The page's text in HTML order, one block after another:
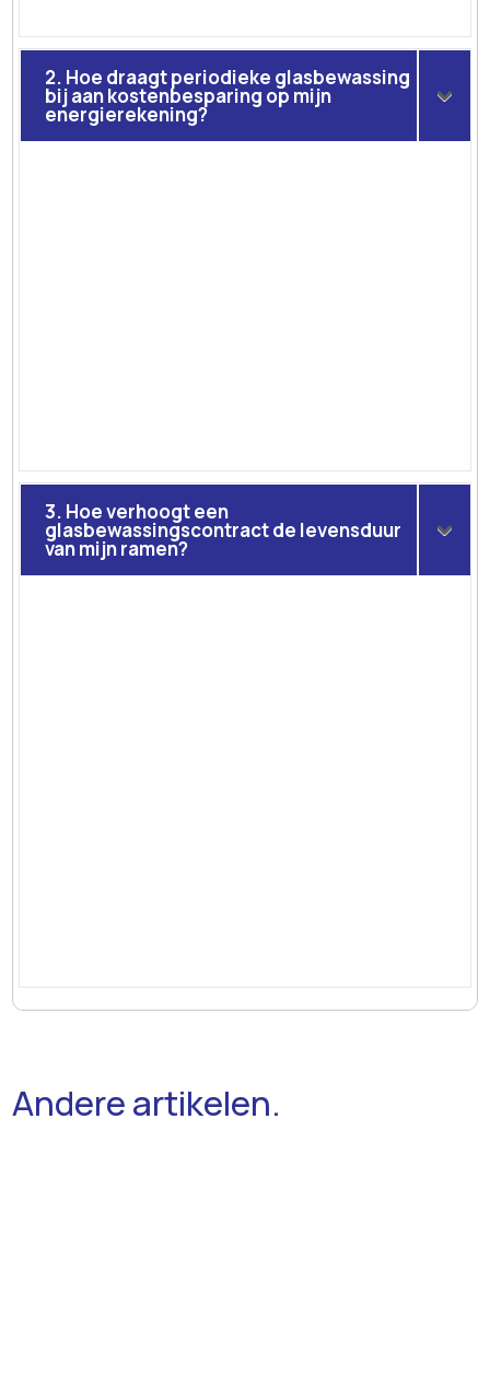
2. Hoe draagt periodieke glasbewassing
bij aan kostenbesparing op mijn
energierekening?
3. Hoe verhoogt een
glasbewassingscontract de levensduur
van mijn ramen?
Andere artikelen.